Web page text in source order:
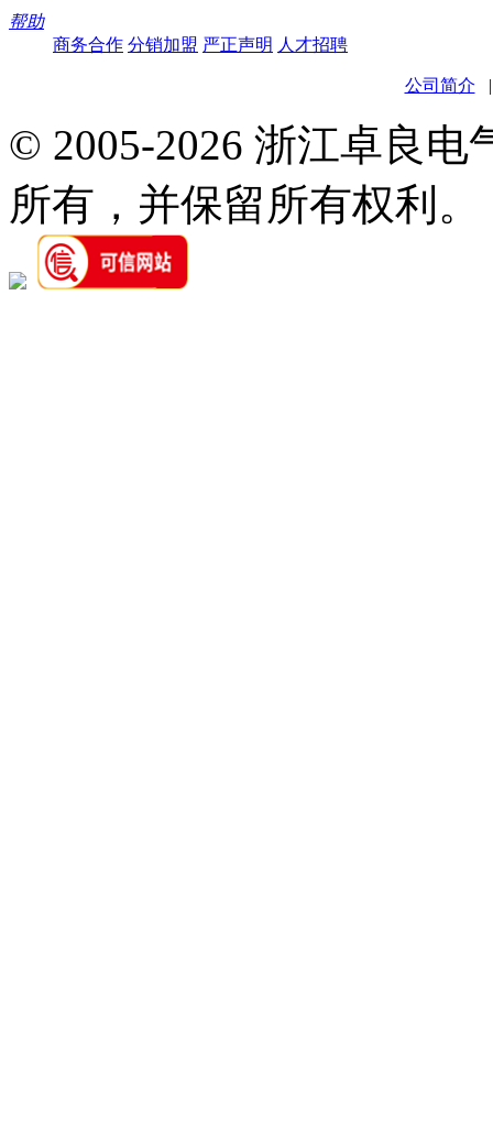
帮助
商务合作 分销加盟 严正声明 人才招聘
公司简介
© 2005-2026 浙江卓良
所有，并保留所有权利。